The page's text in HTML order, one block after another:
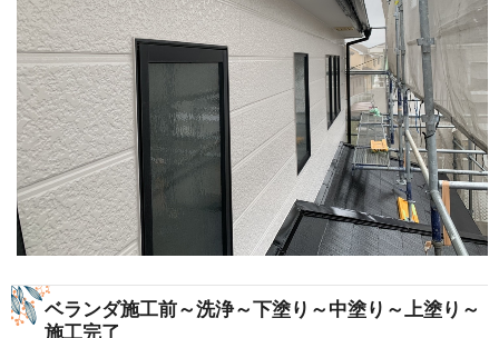
ベランダ施工前～洗浄～下塗り～中塗り～上塗り～
施工完了